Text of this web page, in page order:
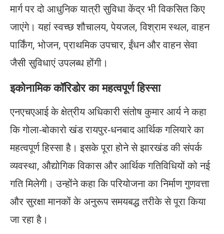
मार्ग पर दो आधुनिक यात्री सुविधा केंद्र भी विकसित किए
जाएंगे। यहां स्वच्छ शौचालय, पेयजल, विश्राम स्थल, वाहन
पार्किंग, भोजन, प्राथमिक उपचार, ईंधन और वाहन सेवा
जैसी सुविधाएं उपलब्ध होंगी।
इकोनामिक कॉरिडोर का महत्वपूर्ण हिस्सा
एनएचएआई के क्षेत्रीय अधिकारी संतोष कुमार आर्य ने कहा
कि गोला-बोकारो खंड रायपुर-धनबाद आर्थिक गलियारे का
महत्वपूर्ण हिस्सा है। इसके पूरा होने से झारखंड की संपर्क
व्यवस्था, औद्योगिक विकास और आर्थिक गतिविधियों को नई
गति मिलेगी। उन्होंने कहा कि परियोजना का निर्माण गुणवत्ता
और सुरक्षा मानकों के अनुरूप समयबद्ध तरीके से पूरा किया
जा रहा है।